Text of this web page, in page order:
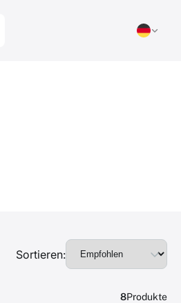
Sortieren:
8Produkte